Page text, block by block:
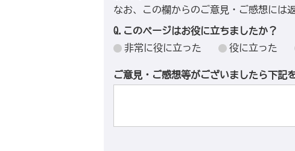
なお、この欄からのご意見・ご感想には
Q.このページはお役に立ちましたか？
非常に役に立った
役に立った
ご意見・ご感想等がございましたら下記